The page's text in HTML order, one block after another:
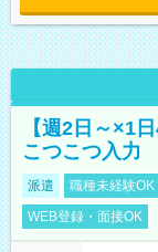
【週2日～×1
こつこつ入力
派遣 職種未経験OK
WEB登録・面接OK